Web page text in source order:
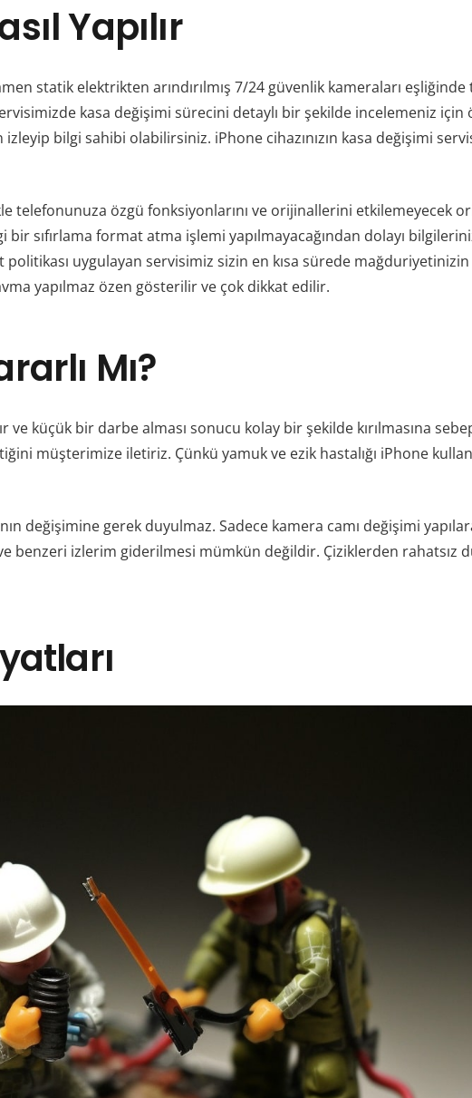
Yapılır
statik elektrikten arındırılmış 7/24 güvenlik kameraları
kasa değişimi sürecini detaylı bir şekilde incelemeniz
izleyip bilgi sahibi olabilirsiniz. iPhone cihazınızın kasa değişimi
telefonunuza özgü fonksiyonlarını ve orijinallerini etkilemeyecek
sıfırlama format atma işlemi yapılmayacağından dolayı
uygulayan servisimiz sizin en kısa sürede
yapılmaz özen gösterilir ve çok dikkat edilir.
Mı?
ve küçük bir darbe alması sonucu kolay bir şekilde kırılmasına
müşterimize iletiriz. Çünkü yamuk ve ezik hastalığı iPhone
değişimine gerek duyulmaz. Sadece kamera camı değişimi
benzeri izlerim giderilmesi mümkün değildir. Çiziklerden rahatsız